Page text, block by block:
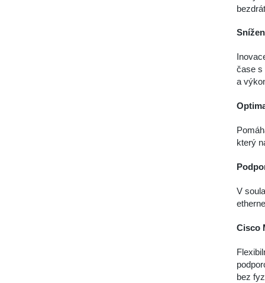
čase s
a
který
V
Cisco
bez